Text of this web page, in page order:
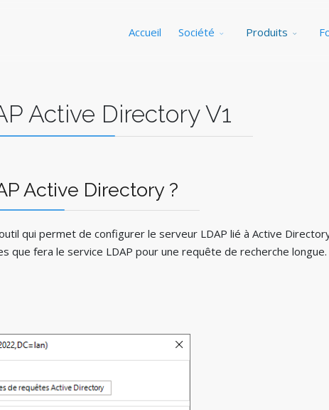
Accueil Société Produits
Active Directory V1
Active Directory ?
qui permet de configurer le serveur LDAP lié à Active
que fera le service LDAP pour une requête de recherche longue.